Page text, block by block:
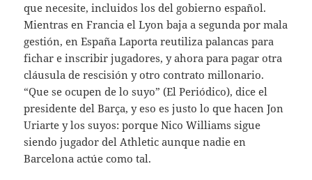
que necesite, incluidos los del gobierno español.
Mientras en Francia el Lyon baja a segunda por mala
gestión, en España Laporta reutiliza palancas para
fichar e inscribir jugadores, y ahora para pagar otra
cláusula de rescisión y otro contrato millonario.
“Que se ocupen de lo suyo” (El Periódico), dice el
presidente del Barça, y eso es justo lo que hacen Jon
Uriarte y los suyos: porque Nico Williams sigue
siendo jugador del Athletic aunque nadie en
Barcelona actúe como tal.